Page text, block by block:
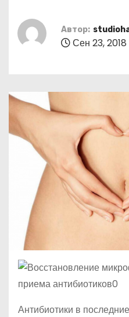
Автор:
Сен 23, 2018
Антибиотики в